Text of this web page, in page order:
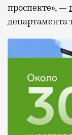
проспекте», —
департамента